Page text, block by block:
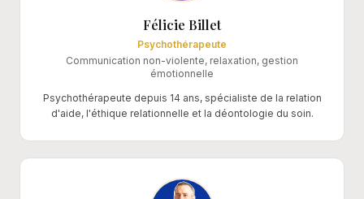
Félicie Billet
Psychothérapeute
Communication non-violente, relaxation, gestion
émotionnelle
Psychothérapeute depuis 14 ans, spécialiste de la relation
d'aide, l'éthique relationnelle et la déontologie du soin.